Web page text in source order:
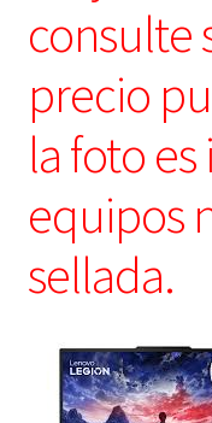
consulte
precio
la foto
equipos
sellada.